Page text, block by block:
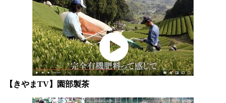
【きやまTV】園部製茶